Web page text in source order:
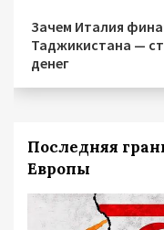
Зачем Италия
Таджикистана —
денег
Последняя
Европы